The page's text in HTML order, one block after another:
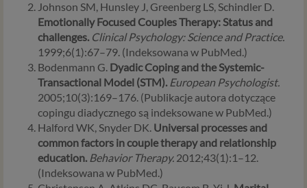
Johnson SM, Hunsley J, Greenberg LS, Schindler D.
Emotionally Focused Couples Therapy: Status and
challenges. Clinical Psychology: Science and Practice.
1999;6(1):67–79. (Indeksowana w PubMed.)
Bodenmann G. Dyadic Coping and the Systemic-
Transactional Model (STM). European Psychologist.
2005;10(3):169–176. (Publikacje autora dotyczące
copingu diadycznego są indeksowane w PubMed.)
Halford WK, Snyder DK. Universal processes and
common factors in couple therapy and relationship
education. Behavior Therapy. 2012;43(1):1–12.
(Indeksowana w PubMed.)
przypadków, gdy ich przetwarzanie jest
uzasadnione z uwagi na nasze usprawiedliwione
potrzeby, co obejmuje między innymi konieczność
zapewnienia bezpieczeństwa usługi (np.
sprawdzenie, czy do Twojego konta nie loguje się
nieuprawniona osoba), dokonanie pomiarów
statystycznych, ulepszania naszych usług i
dopasowania ich do potrzeb i wygody
użytkowników (np. personalizowanie treści w
usługach) jak również prowadzenie marketingu i
promocji własnych usług administratora
Psychorada.pl w serwisie administratora (np. jeśli
interesujesz się psychologią dziecka i oglądasz